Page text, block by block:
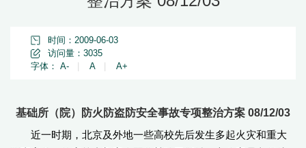
时间：2009-06-03
访问量： 3035
字体： A- A A+
基础所（院）防火防盗防安全事故专项整治方案 08/12/03
近一时期，北京及外地一些高校先后发生多起火灾和重大